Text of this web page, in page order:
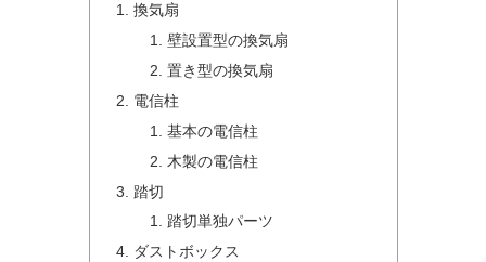
換気扇
壁設置型の換気扇
置き型の換気扇
電信柱
基本の電信柱
木製の電信柱
踏切
踏切単独パーツ
ダストボックス